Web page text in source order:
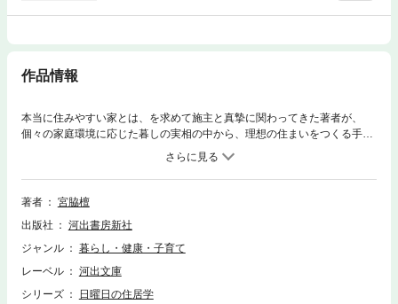
作品情報
本当に住みやすい家とは、を求めて施主と真摯に関わってきた著者が、
個々の家庭環境に応じた暮しの実相の中から、理想の住まいをつくる手が
著者
宮脇檀
出版社
河出書房新社
ジャンル
暮らし・健康・子育て
レーベル
河出文庫
シリーズ
日曜日の住居学